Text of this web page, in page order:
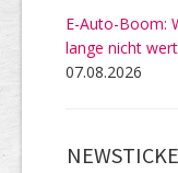
E-Auto-Boom:
lange nicht
07.08.2026